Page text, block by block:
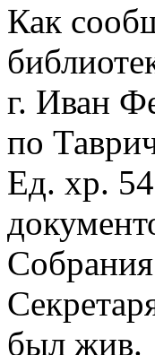
Как
г. Иван
по
Ед. хр.
был жив.